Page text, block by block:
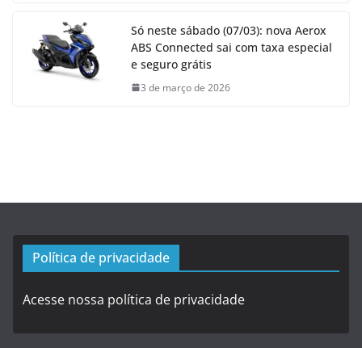
Só neste sábado (07/03): nova Aerox
ABS Connected sai com taxa especial
e seguro grátis
3 de março de 2026
Política de privacidade
Acesse nossa política de privacidade